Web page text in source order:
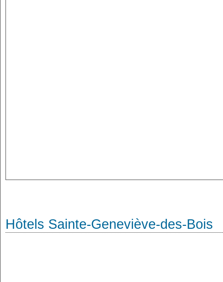
Hôtels Sainte-Geneviève-des-Bois